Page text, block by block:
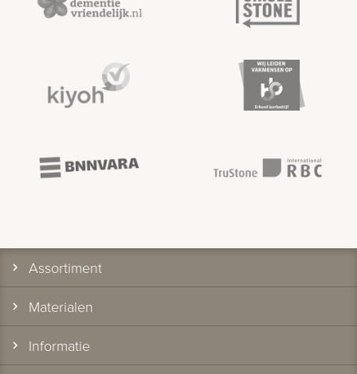
Assortiment
Materialen
Informatie